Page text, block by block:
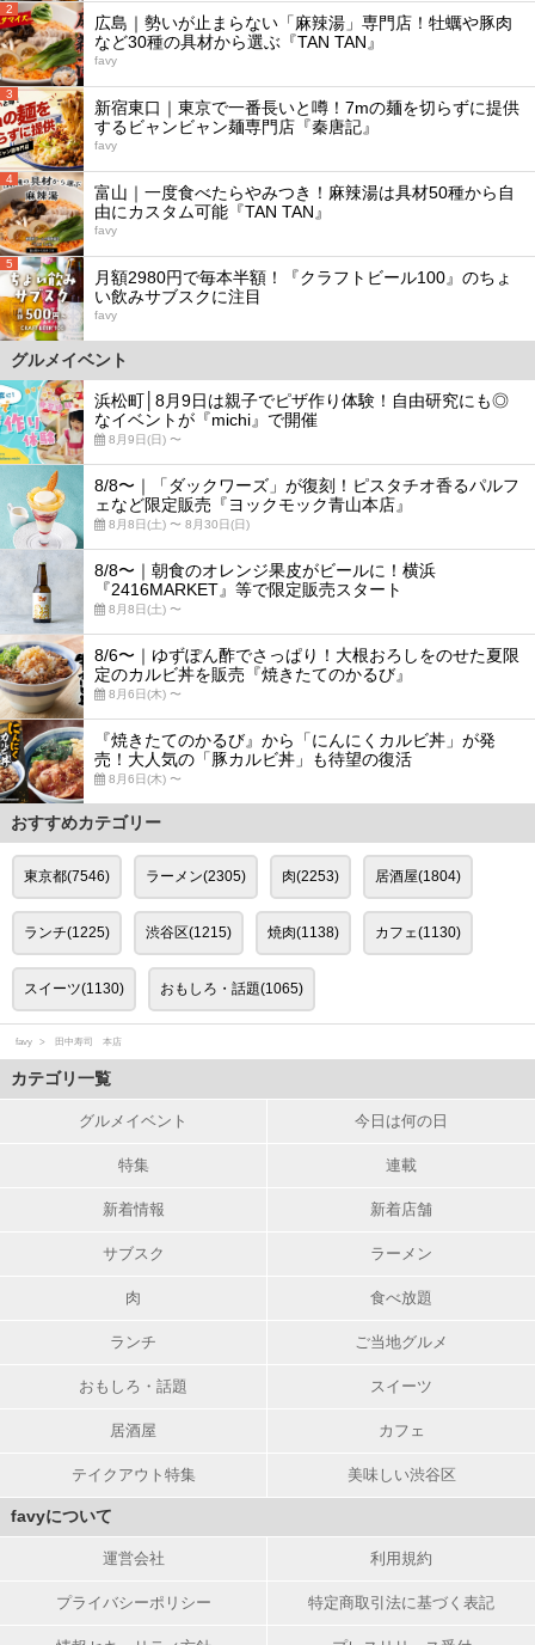
2
広島｜勢いが止まらない「麻辣湯」専門店！牡蠣や豚肉
など30種の具材から選ぶ『TAN TAN』
favy
3
新宿東口｜東京で一番長いと噂！7mの麺を切らずに提供
するビャンビャン麺専門店『秦唐記』
favy
4
富山｜一度食べたらやみつき！麻辣湯は具材50種から自
由にカスタム可能『TAN TAN』
favy
5
月額2980円で毎本半額！『クラフトビール100』のちょ
い飲みサブスクに注目
favy
グルメイベント
浜松町│8月9日は親子でピザ作り体験！自由研究にも◎
なイベントが『michi』で開催
8月9日(日) 〜
8/8〜｜「ダックワーズ」が復刻！ピスタチオ香るパルフ
ェなど限定販売『ヨックモック青山本店』
8月8日(土) 〜 8月30日(日)
8/8〜｜朝食のオレンジ果皮がビールに！横浜
『2416MARKET』等で限定販売スタート
8月8日(土) 〜
8/6〜｜ゆずぽん酢でさっぱり！大根おろしをのせた夏限
定のカルビ丼を販売『焼きたてのかるび』
8月6日(木) 〜
『焼きたてのかるび』から「にんにくカルビ丼」が発
売！大人気の「豚カルビ丼」も待望の復活
8月6日(木) 〜
おすすめカテゴリー
東京都(7546) ラーメン(2305) 肉(2253) 居酒屋(1804)
ランチ(1225) 渋谷区(1215) 焼肉(1138) カフェ(1130)
スイーツ(1130) おもしろ・話題(1065)
favy 田中寿司 本店
カテゴリ一覧
グルメイベント 今日は何の日
特集 連載
新着情報 新着店舗
サブスク ラーメン
肉 食べ放題
ランチ ご当地グルメ
おもしろ・話題 スイーツ
居酒屋 カフェ
テイクアウト特集 美味しい渋谷区
favyについて
運営会社 利用規約
プライバシーポリシー 特定商取引法に基づく表記